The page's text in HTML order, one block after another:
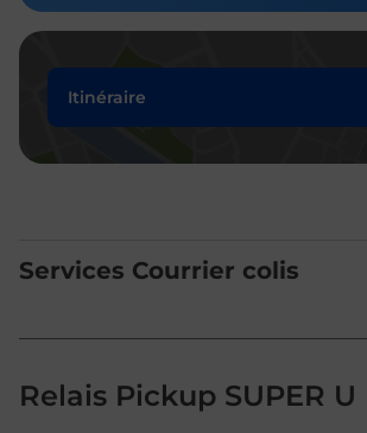
Itinéraire
Services Courrier colis
Relais Pickup SUPER U